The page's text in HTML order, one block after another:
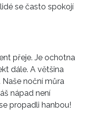
se často spokojí
přeje. Je ochotna
dále. A většina
noční můra
nápad není
propadli hanbou!